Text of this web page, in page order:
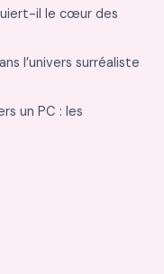
il le cœur des
l’univers surréaliste
un PC : les